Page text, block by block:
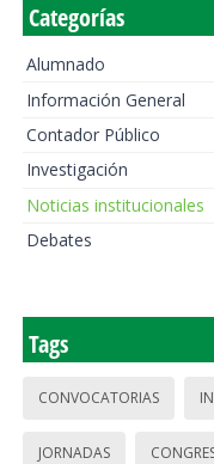
Categorías
Alumnado
Información General
Contador Público
Investigación
Noticias institucionales
Debates
Tags
CONVOCATORIAS
JORNADAS